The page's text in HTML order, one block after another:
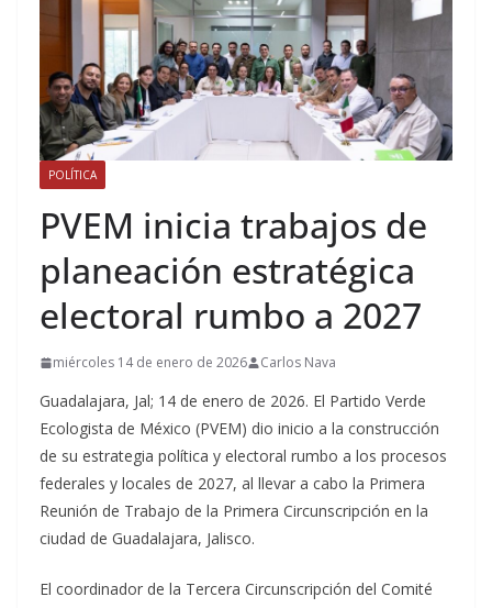
POLÍTICA
PVEM inicia trabajos de
planeación estratégica
electoral rumbo a 2027
miércoles 14 de enero de 2026 Carlos Nava
Guadalajara, Jal; 14 de enero de 2026. El Partido Verde
Ecologista de México (PVEM) dio inicio a la construcción
de su estrategia política y electoral rumbo a los procesos
federales y locales de 2027, al llevar a cabo la Primera
Reunión de Trabajo de la Primera Circunscripción en la
ciudad de Guadalajara, Jalisco.
El coordinador de la Tercera Circunscripción del Comité